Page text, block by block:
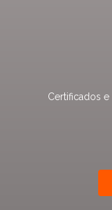
Certificados e